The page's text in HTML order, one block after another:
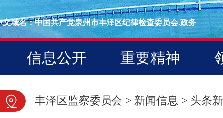
文域名：中国共产党泉州市丰泽区纪律检查委员会.政务
信息公开 重要精神
图片新闻
丰泽区监察委员会 > 新闻信息 > 头条